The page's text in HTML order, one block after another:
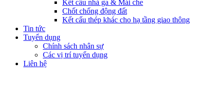
Kết cấu nhà ga & Mái che
Chốt chống động đất
Kết cấu thép khác cho hạ tầng giao thông
Tin tức
Tuyển dụng
Chính sách nhân sự
Các vị trí tuyển dụng
Liên hệ